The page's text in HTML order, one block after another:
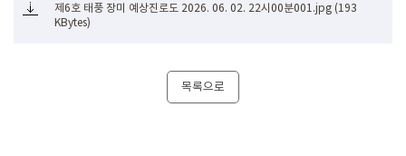
제6호 태풍 장미 예상진로도 2026. 06. 02. 22시00분001.jpg (193
KBytes)
목록으로